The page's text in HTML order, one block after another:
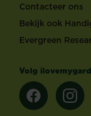
Contacteer ons
Bekijk ook
Evergreen
Volg